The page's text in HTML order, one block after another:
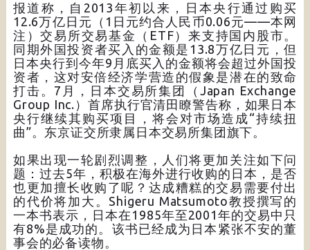
报道称，自2013年初以来，日本央行通过购买
12.6万亿日元（1日元约合人民币0.06元——本网
注）交易所交易基金（ETF）来支持国内股市。
同期外国投资者买入的金额是13.8万亿日元，但
日本央行到今年9月底买入的金额将会超过外国投
资者，这对安倍经济学营造的假象是潜在的致命
打击。7月，日本交易所集团（Japan Exchange
Group Inc.）首席执行官清田瞭警告称，如果日本
央行继续其购买项目，将会对市场造成“持续扭
曲”。东京证交所隶属日本交易所集团旗下。
如果出现一轮剧烈调整，人们将更加关注如下问
题：过去5年，积极在海外进行收购的日本，是否
也更加擅长收购了呢？达成糟糕的交易需要付出
的代价将加大。Shigeru Matsumoto教授撰写的
一本书表示，日本在1985年至2001年的交易中只
有8%是成功的。该书已经成为日本紧张不安的董
事会的必备读物。